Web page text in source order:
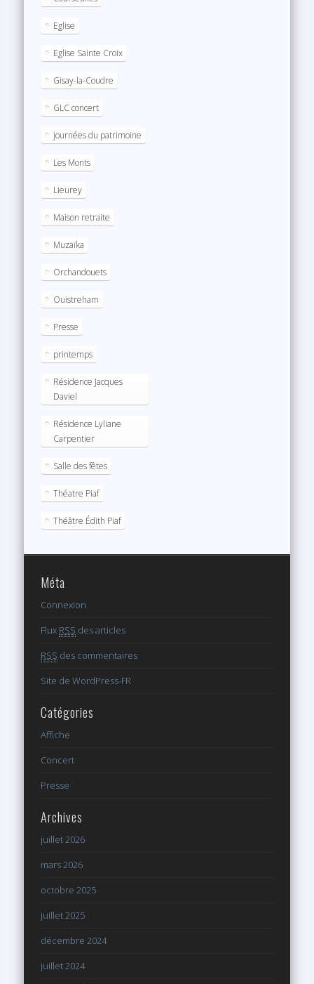
Eglise
Eglise Sainte Croix
Gisay-la-Coudre
GLC concert
journées du patrimoine
Les Monts
Lieurey
Maison retraite
Muzaïka
Orchandouets
Ouistreham
Presse
printemps
Résidence Jacques
Daviel
Résidence Lyliane
Carpentier
Salle des fêtes
Théatre Piaf
Théâtre Édith Piaf
Méta
Connexion
Flux RSS des articles
RSS des commentaires
Site de WordPress-FR
Catégories
Affiche
Concert
Presse
Archives
juillet 2026
mars 2026
octobre 2025
juillet 2025
décembre 2024
juillet 2024